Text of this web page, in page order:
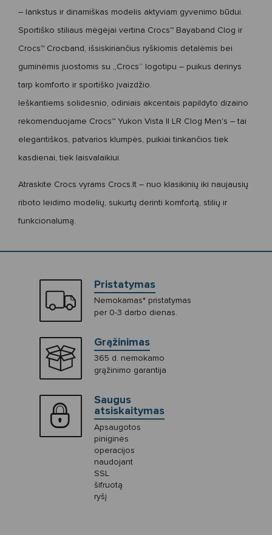
– lankstus ir dinamiškas modelis aktyviam gyvenimo būdui.
Sportiško stiliaus mėgėjai vertina Crocs™ Bayaband Clog ir
Crocs™ Crocband , išsiskiriančius ryškiomis detalėmis bei
guminėmis juostomis su „Crocs“ logotipu – puikus derinys
tarp komforto ir sportiško įvaizdžio.
Ieškantiems solidesnio, odiniais akcentais papildyto dizaino
rekomenduojame Crocs™ Yukon Vista II LR Clog Men's – tai
elegantiškos, patvarios klumpės, puikiai tinkančios tiek
kasdienai, tiek laisvalaikiui.
Atraskite Crocs vyrams Crocs.lt – nuo klasikinių iki naujausių
riboto leidimo modelių, sukurtų derinti komfortą, stilių ir
funkcionalumą.
Pristatymas
Nemokamas* pristatymas
per 0-3 darbo dienas.
Grąžinimas
365 d. nemokamo
grąžinimo garantija
Saugus
atsiskaitymas
Apsaugotos
piniginės
operacijos
naudojant
SSL
šifruotą
ryšį